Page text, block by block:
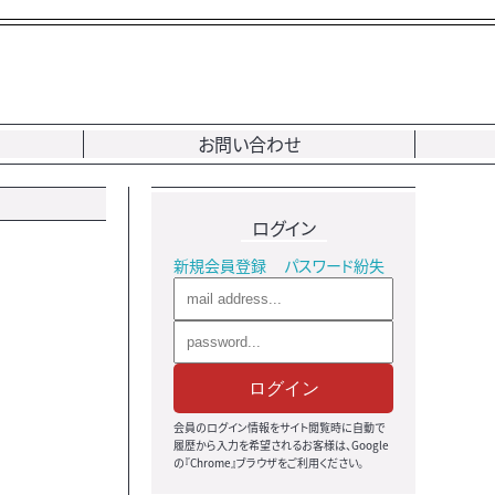
お問い合わせ
ログイン
新規会員登録 パスワード紛失
ログイン
会員のログイン情報をサイト閲覧時に自動で
履歴から入力を希望されるお客様は、Google
の『Chrome』ブラウザをご利用ください。